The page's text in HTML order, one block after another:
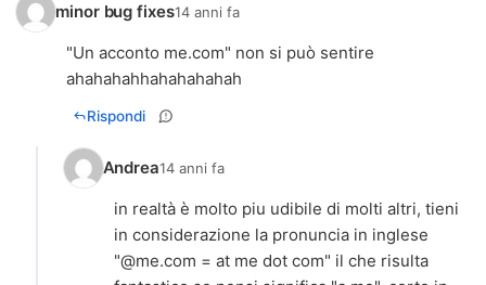
minor bug fixes14 anni fa
"Un acconto me.com" non si può sentire
ahahahahhahahahahah
Rispondi
Andrea14 anni fa
in realtà è molto piu udibile di molti altri, tieni
in considerazione la pronuncia in inglese
"@me.com = at me dot com" il che risulta